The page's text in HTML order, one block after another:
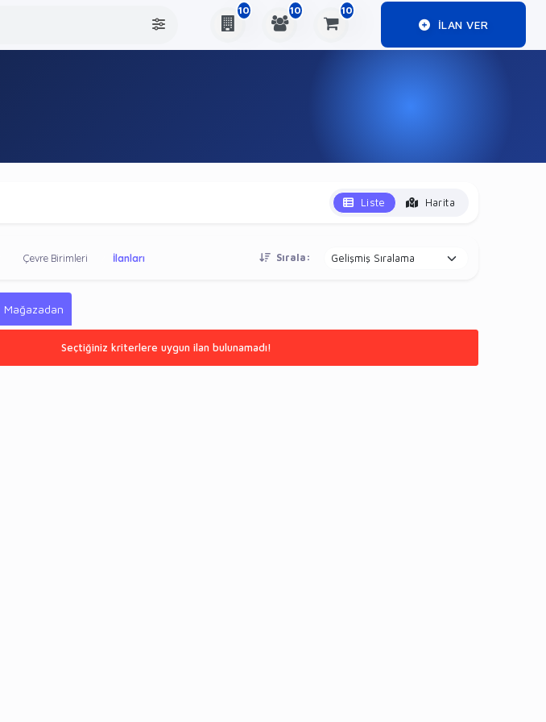
10 10 10
ILAN VER
Liste Harita
Çevre Birimleri İlanları Sırala:
Mağazadan
Seçtiğiniz kriterlere uygun ilan bulunamadı!